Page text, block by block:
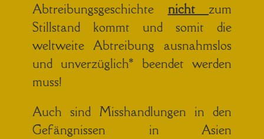
Abtreibungsgeschichte nicht zum
Stillstand kommt und somit die
weltweite Abtreibung ausnahmslos
und unverzüglich* beendet werden
muss!
Auch sind Misshandlungen in den
Gefängnissen in Asien